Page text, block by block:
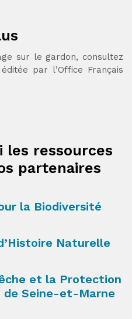
sur le gardon, consultez
par l’Office Français
les ressources
partenaires
la Biodiversité
Naturelle
et la Protection
de Seine-et-Marne